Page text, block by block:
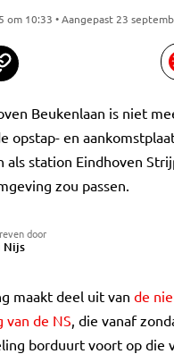
om 10:33 • Aangepast 23
Beukenlaan is niet
opstap- en
als station Eindhoven
zou passen.
door
Nijs
maakt deel uit van de
de NS, die vanaf
borduurt voort op die